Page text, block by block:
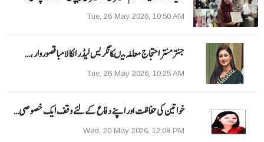
Tue, 26 May 2026, 10:50 AM
جنتر منتر احتجاج معاملہ میںکانگریس لیڈر الکا لامبا قصوروار ،…
Tue, 26 May 2026, 10:25 AM
خواتین کی حفاظت اور اپنے دفاع کےلئے وقف ایک خصوصی…
Wed, 20 May 2026, 12:08 PM